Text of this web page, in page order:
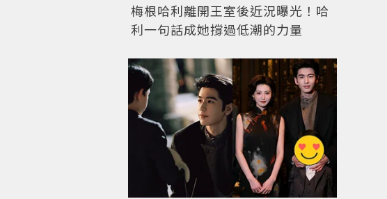
梅根哈利離開王室後近況曝光！哈
利一句話成她撐過低潮的力量